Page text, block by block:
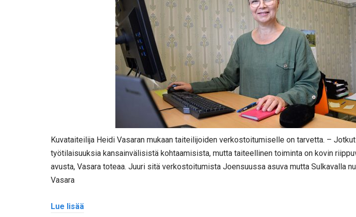
Kuvataiteilija Heidi Vasaran mukaan taiteilijoiden verkostoitumiselle on tarvetta. –
työtilaisuuksia kansainvälisistä kohtaamisista, mutta taiteellinen toiminta on kovin
avusta, Vasara toteaa. Juuri sitä verkostoitumista Joensuussa asuva mutta Sulkavalla
Vasara
Lue lisää